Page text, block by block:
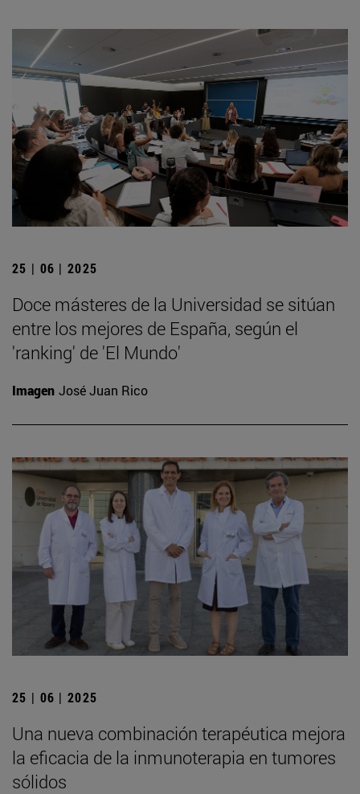
25 | 06 | 2025
Doce másteres de la Universidad se sitúan
entre los mejores de España, según el
'ranking' de 'El Mundo'
Imagen José Juan Rico
25 | 06 | 2025
Una nueva combinación terapéutica mejora
la eficacia de la inmunoterapia en tumores
sólidos